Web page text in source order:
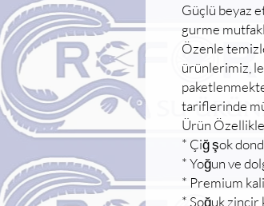
Güçlü beyaz
gurme
Özenle
ürünlerimiz,
tariflerinde
Ürün
* Çiğ şok
* Yoğun ve
* Premium
* Soğuk zincir